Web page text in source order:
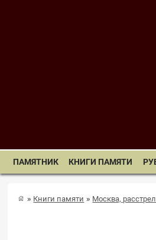
ПАМЯТНИК КНИГИ ПАМЯТИ
Книги памяти Москва,